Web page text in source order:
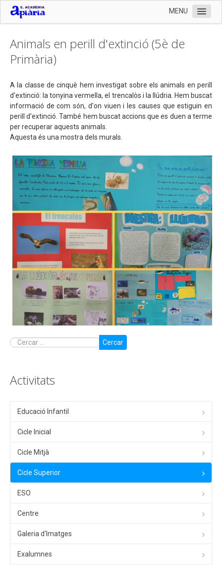
MENU
L'Escola
Serveis
Documentació
Contactar
Preinscripció 2024-2025 i documentació matrícula
Llistat de llibres 2024-2025
Enllaços
Fotografies
Animals en perill d'extinció (5è de
Primària)
A la classe de cinquè hem investigat sobre els animals en perill
d'extinció: la tonyina vermella, el trencalòs i la llúdria. Hem buscat
informació de com són, d'on viuen i les causes que estiguin en
perill d'extinció. També hem buscat accions que es duen a terme
per recuperar aquests animals.
Aquesta és una mostra dels murals.
Cercar
Activitats
Educació Infantil
Cicle Inicial
Cicle Mitjà
Cicle Superior
ESO
Centre
Galeria d'Imatges
Exalumnes